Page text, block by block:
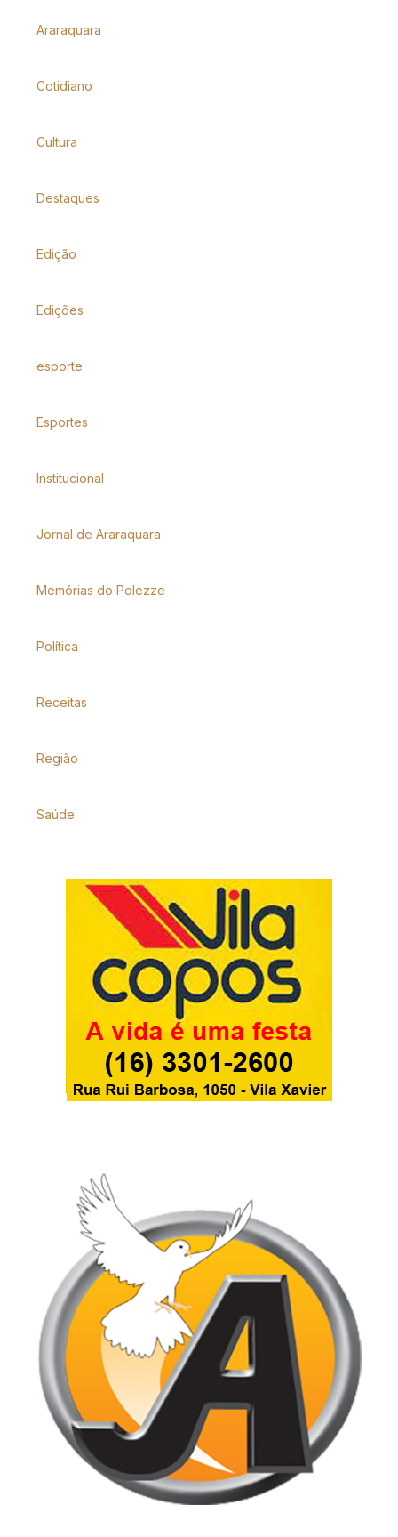
Araraquara
Cotidiano
Cultura
Destaques
Edição
Edições
esporte
Esportes
Institucional
Jornal de Araraquara
Memórias do Polezze
Política
Receitas
Região
Saúde